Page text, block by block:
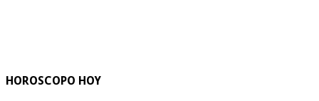
HOROSCOPO HOY